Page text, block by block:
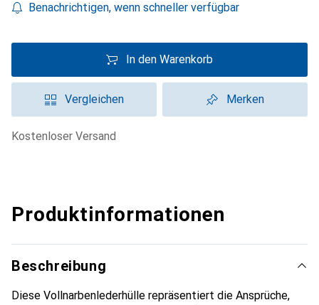
Benachrichtigen, wenn schneller verfügbar
In den Warenkorb
Vergleichen Merken
kostenloser Versand
Produktinformationen
Beschreibung
Diese Vollnarbenlederhülle repräsentiert die Ansprüche,